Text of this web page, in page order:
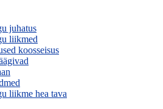
juhatus
liikmed
koosseisus
liikme hea tava